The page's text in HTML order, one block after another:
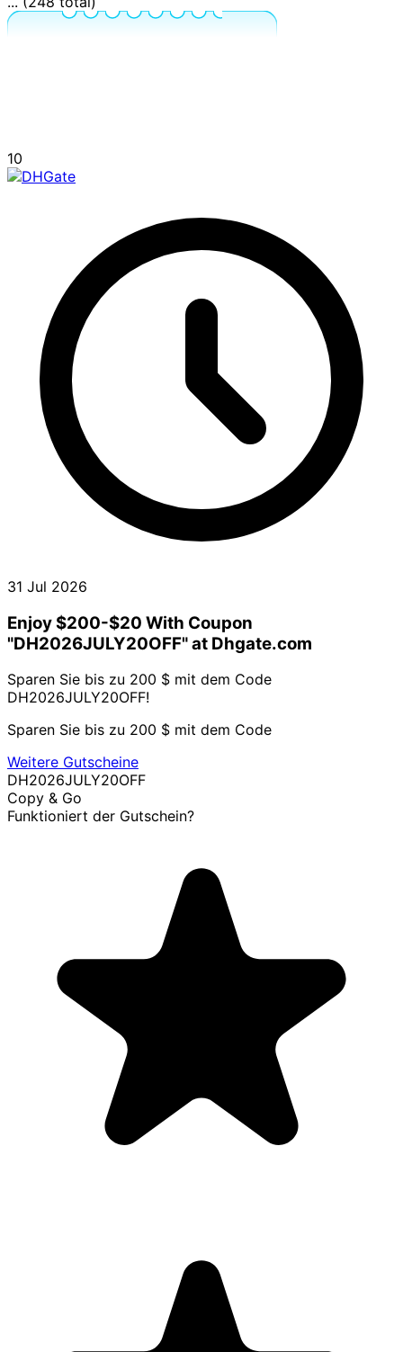
10
31 Jul 2026
Enjoy $200-$20 With Coupon
"DH2026JULY20OFF" at Dhgate.com
Sparen Sie bis zu 200 $ mit dem Code
DH2026JULY20OFF!
Sparen Sie bis zu 200 $ mit dem Code
Weitere Gutscheine
DH2026JULY20OFF
Copy & Go
Funktioniert der Gutschein?